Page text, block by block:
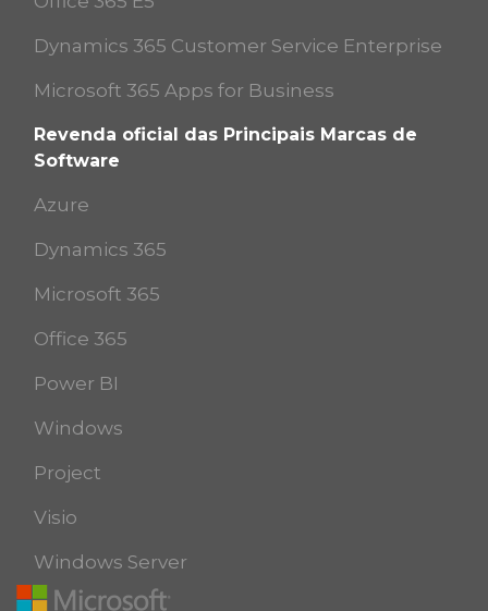
Dynamics 365 Customer Service Enterprise
Microsoft 365 Apps for Business
Revenda oficial das Principais Marcas de
Software
Azure
Dynamics 365
Microsoft 365
Office 365
Power BI
Windows
Project
Visio
Windows Server